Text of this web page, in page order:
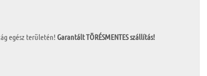
egész területén! Garantált TÖRÉSMENTES szállítás!